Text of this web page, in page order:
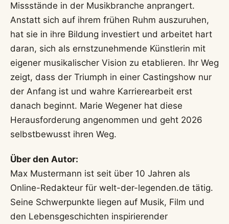
Missstände in der Musikbranche anprangert.
Anstatt sich auf ihrem frühen Ruhm auszuruhen,
hat sie in ihre Bildung investiert und arbeitet hart
daran, sich als ernstzunehmende Künstlerin mit
eigener musikalischer Vision zu etablieren. Ihr Weg
zeigt, dass der Triumph in einer Castingshow nur
der Anfang ist und wahre Karrierearbeit erst
danach beginnt. Marie Wegener hat diese
Herausforderung angenommen und geht 2026
selbstbewusst ihren Weg.
Über den Autor:
Max Mustermann ist seit über 10 Jahren als
Online-Redakteur für welt-der-legenden.de tätig.
Seine Schwerpunkte liegen auf Musik, Film und
den Lebensgeschichten inspirierender